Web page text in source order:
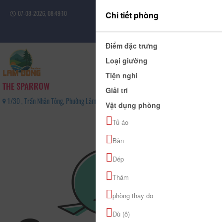
07-08-2026, 08:49:10
Đăng nhập
THE SPARROW
1/30 , Trần Nhân Tông, Phường Lâm Viên - Đà Lạt, Tỉnh Lâm Đồng - 0368196062
Chi tiết phòng
Điểm đặc trưng
Loại giường
Tiện nghi
Giải trí
Vật dụng phòng
Tủ áo
Bàn
Dép
Thảm
phòng thay đồ
Dù (ô)